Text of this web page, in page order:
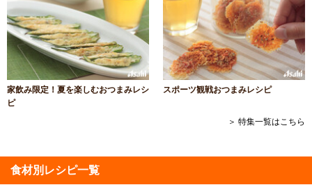
家飲み限定！夏を楽しむおつまみレシ
ピ
スポーツ観戦おつまみレシピ
＞ 特集一覧はこちら
食材別レシピ一覧